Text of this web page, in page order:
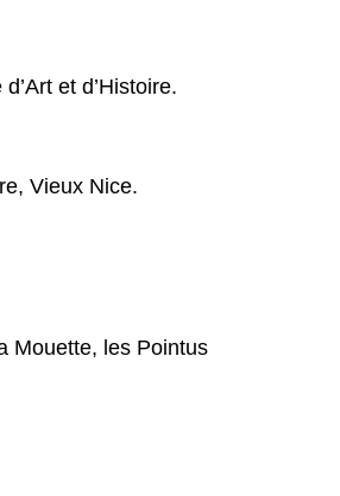
et d’Histoire.
Vieux Nice.
Mouette, les Pointus